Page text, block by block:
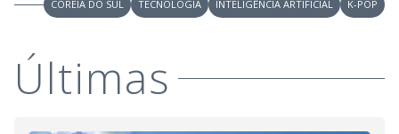
COREIA DO SUL TECNOLOGIA INTELIGÊNCIA ARTIFICIAL K-POP
Últimas